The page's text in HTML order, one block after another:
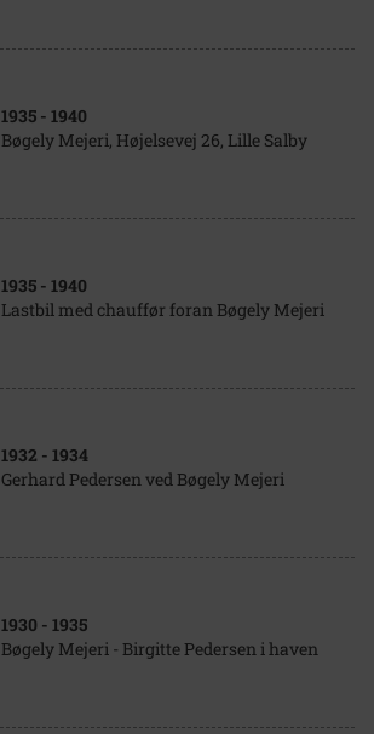
1935 - 1940
Bøgely Mejeri, Højelsevej 26, Lille Salby
1935 - 1940
Lastbil med chauffør foran Bøgely Mejeri
1932 - 1934
Gerhard Pedersen ved Bøgely Mejeri
1930 - 1935
Bøgely Mejeri - Birgitte Pedersen i haven